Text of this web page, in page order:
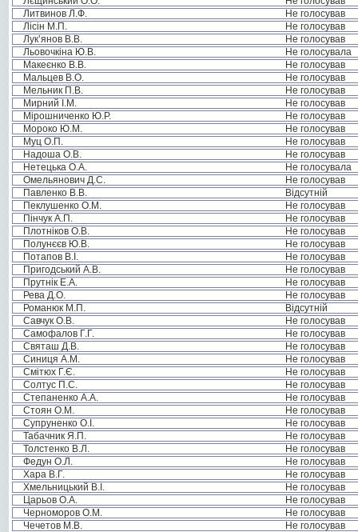
Литвинов Л.Ф.
Не голосував
Лісін М.П.
Не голосував
Лук’янов В.В.
Не голосував
Льовочкіна Ю.В.
Не голосувала
Макеєнко В.В.
Не голосував
Мальцев В.О.
Не голосував
Мельник П.В.
Не голосував
Мирний І.М.
Не голосував
Мірошниченко Ю.Р.
Не голосував
Мороко Ю.М.
Не голосував
Муц О.П.
Не голосував
Надоша О.В.
Не голосував
Нетецька О.А.
Не голосувала
Омельянович Д.С.
Не голосував
Павленко В.В.
Відсутній
Пеклушенко О.М.
Не голосував
Пінчук А.П.
Не голосував
Плотніков О.В.
Не голосував
Полунєєв Ю.В.
Не голосував
Потапов В.І.
Не голосував
Пригодський А.В.
Не голосував
Прутнік Е.А.
Не голосував
Рева Д.О.
Не голосував
Романюк М.П.
Відсутній
Савчук О.В.
Не голосував
Самофалов Г.Г.
Не голосував
Святаш Д.В.
Не голосував
Синиця А.М.
Не голосував
Смітюх Г.Є.
Не голосував
Солтус П.С.
Не голосував
Степаненко А.А.
Не голосував
Стоян О.М.
Не голосував
Супруненко О.І.
Не голосував
Табачник Я.П.
Не голосував
Толстенко В.Л.
Не голосував
Федун О.Л.
Не голосував
Хара В.Г.
Не голосував
Хмельницький В.І.
Не голосував
Царьов О.А.
Не голосував
Черноморов О.М.
Не голосував
Чечетов М.В.
Не голосував